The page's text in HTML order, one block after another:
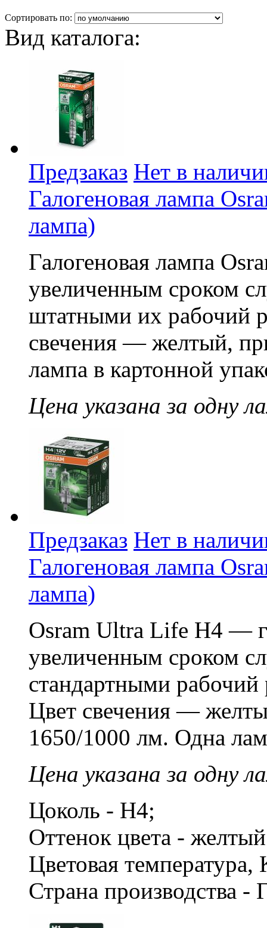
Сортировать по:
Вид каталога:
Предзаказ Нет в
Галогеновая лампа
лампа)
Галогеновая лампа
увеличенным сроком
штатными их рабочий
свечения — желтый,
лампа в картонной
Цена указана за одну
Предзаказ Нет в
Галогеновая лампа
лампа)
Osram Ultra Life H4 —
увеличенным сроком
стандартными рабочий
Цвет свечения —
1650/1000 лм. Одна
Цена указана за одну
Цоколь - H4;
Оттенок цвета -
Цветовая
Страна производства -